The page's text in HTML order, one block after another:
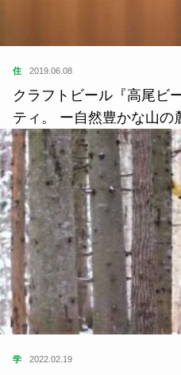
住 2019.06.08
クラフトビール『高尾ビ
ティ。 ー自然豊かな山の
学 2022.02.19